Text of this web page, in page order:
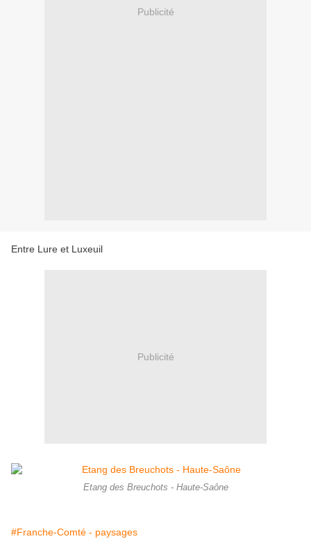
Publicité
Entre Lure et Luxeuil
Publicité
Etang des Breuchots - Haute-Saône
#Franche-Comté - paysages